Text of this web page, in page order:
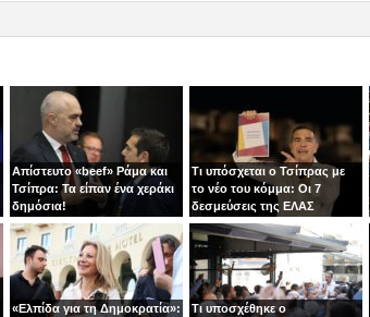
Απίστευτο «beef» Ράμα και
Τσίπρα: Τα είπαν ένα χεράκι
δημόσια!
Τι υπόσχεται ο Τσίπρας με
το νέο του κόμμα: Οι 7
δεσμεύσεις της ΕΛΑΣ
«Ελπίδα για τη Δημοκρατία»:
Τι υποσχέθηκε ο